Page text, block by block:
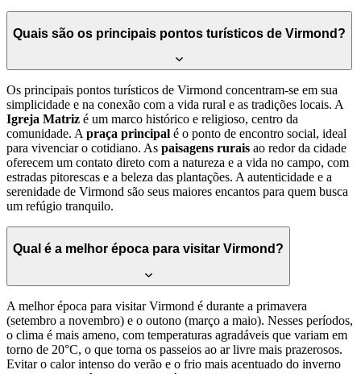
Quais são os principais pontos turísticos de Virmond?
Os principais pontos turísticos de Virmond concentram-se em sua
simplicidade e na conexão com a vida rural e as tradições locais. A
Igreja Matriz é um marco histórico e religioso, centro da
comunidade. A praça principal é o ponto de encontro social, ideal
para vivenciar o cotidiano. As paisagens rurais ao redor da cidade
oferecem um contato direto com a natureza e a vida no campo, com
estradas pitorescas e a beleza das plantações. A autenticidade e a
serenidade de Virmond são seus maiores encantos para quem busca
um refúgio tranquilo.
Qual é a melhor época para visitar Virmond?
A melhor época para visitar Virmond é durante a primavera
(setembro a novembro) e o outono (março a maio). Nesses períodos,
o clima é mais ameno, com temperaturas agradáveis que variam em
torno de 20°C, o que torna os passeios ao ar livre mais prazerosos.
Evitar o calor intenso do verão e o frio mais acentuado do inverno